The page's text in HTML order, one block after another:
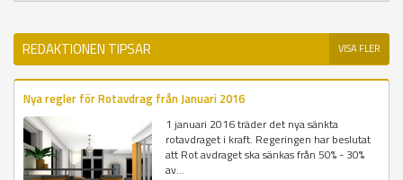
REDAKTIONEN TIPSAR VISA FLER
Nya regler för Rotavdrag från Januari 2016
1 januari 2016 träder det nya sänkta
rotavdraget i kraft. Regeringen har beslutat
att Rot avdraget ska sänkas från 50% - 30%
av...